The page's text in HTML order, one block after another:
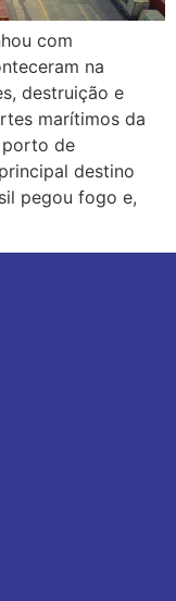
com
na
destruição e
marítimos da
porto de
destino
pegou fogo e,